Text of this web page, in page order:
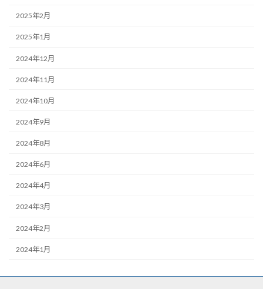
2025年2月
2025年1月
2024年12月
2024年11月
2024年10月
2024年9月
2024年8月
2024年6月
2024年4月
2024年3月
2024年2月
2024年1月